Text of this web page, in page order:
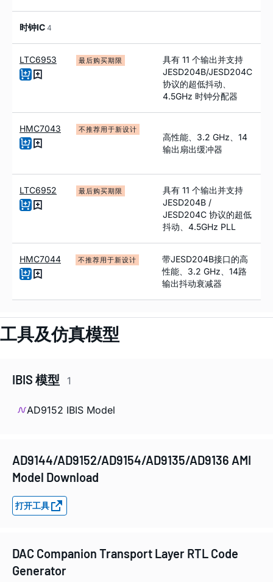
时钟IC 4
LTC6953 最后购买期限
具有 11 个输出并支持
JESD204B/JESD204C
协议的超低抖动、
4.5GHz 时钟分配器
HMC7043 不推荐用于新设计
高性能、3.2 GHz、14
输出扇出缓冲器
LTC6952 最后购买期限
具有 11 个输出并支持
JESD204B /
JESD204C 协议的超低
抖动、4.5GHz PLL
HMC7044 不推荐用于新设计
带JESD204B接口的高
性能、3.2 GHz、14路
输出抖动衰减器
工具及仿真模型
IBIS 模型 1
AD9152 IBIS Model
AD9144/AD9152/AD9154/AD9135/AD9136 AMI
Model Download
打开工具
DAC Companion Transport Layer RTL Code
Generator